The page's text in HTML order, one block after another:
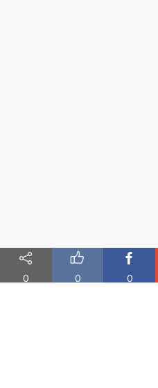
0 0 0